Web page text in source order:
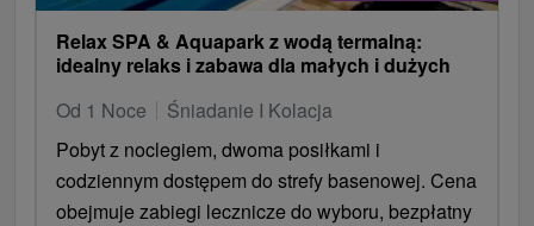
Relax SPA & Aquapark z wodą termalną:
idealny relaks i zabawa dla małych i dużych
Od 1 Noce
Śniadanie I Kolacja
Pobyt z noclegiem, dwoma posiłkami i
codziennym dostępem do strefy basenowej. Cena
obejmuje zabiegi lecznicze do wyboru, bezpłatny